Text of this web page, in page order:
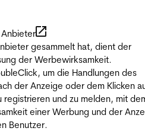
Anbieter
gesammelt hat, dient der
der Werbewirksamkeit.
um die Handlungen des
der Anzeige oder dem Klicken
und zu melden, mit
einer Werbung und der
Benutzer.